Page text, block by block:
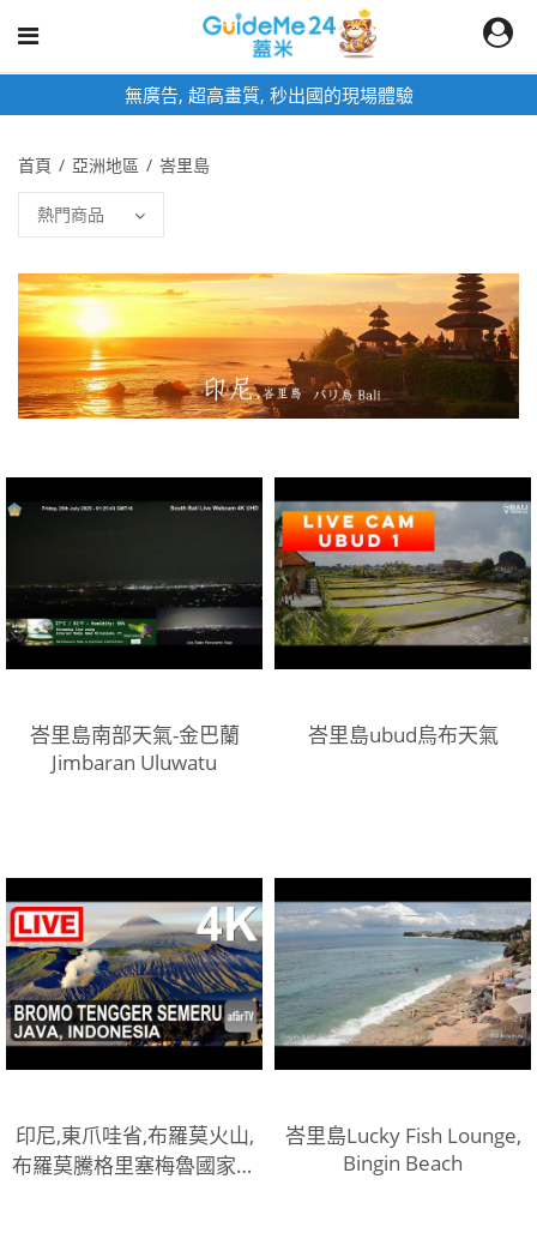
即時影像頁面為固定網址,加入桌面快速觀看
首頁 亞洲地區 峇里島
峇里島南部天氣-金巴蘭
Jimbaran Uluwatu
峇里島ubud烏布天氣
印尼,東爪哇省,布羅莫火山,
布羅莫騰格里塞梅魯國家公
峇里島Lucky Fish Lounge,
Bingin Beach